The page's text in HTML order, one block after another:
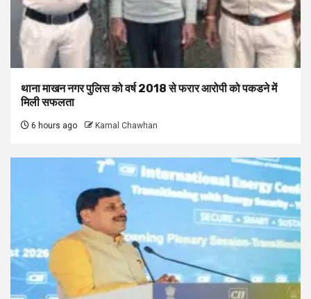
थाना माखन नगर पुलिस को वर्ष 2018 से फरार आरोपी को पकडने में
मिली सफलता
6 hours ago Kamal Chawhan